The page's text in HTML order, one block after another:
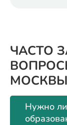
ЧАСТО
МОСКВЫ
Нужно ли